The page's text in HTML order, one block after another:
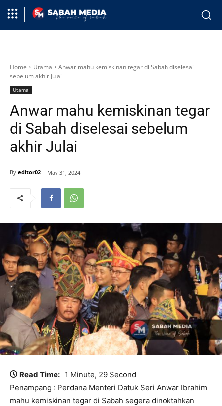
Home Utama
Anwar mahu kemiskinan tegar di Sabah diselesai
sebelum akhir Julai
Utama
Anwar mahu kemiskinan tegar
di Sabah diselesai sebelum
akhir Julai
By editor02 May 31, 2024
Read Time: 1 Minute, 29 Second
Penampang : Perdana Menteri Datuk Seri Anwar Ibrahim
mahu kemiskinan tegar di Sabah segera dinoktahkan